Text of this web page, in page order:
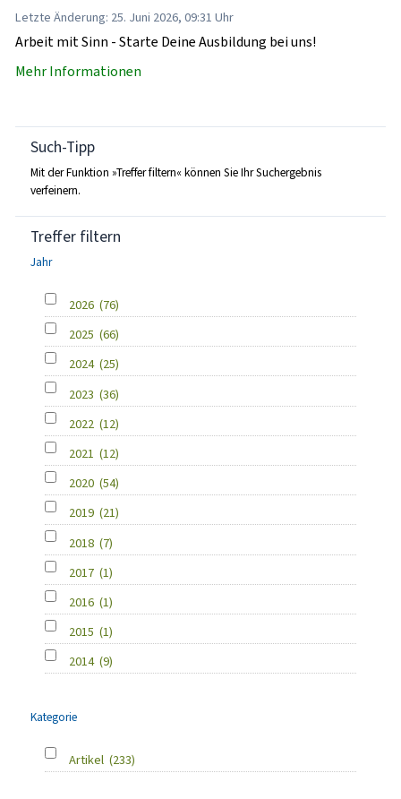
Letzte Änderung: 25. Juni 2026, 09:31 Uhr
Arbeit mit Sinn - Starte Deine Ausbildung bei uns!
Mehr Informationen
Such-Tipp
Mit der Funktion »Treffer filtern« können Sie Ihr Suchergebnis
verfeinern.
Treffer filtern
Jahr
2026 (76)
2025 (66)
2024 (25)
2023 (36)
2022 (12)
2021 (12)
2020 (54)
2019 (21)
2018 (7)
2017 (1)
2016 (1)
2015 (1)
2014 (9)
Kategorie
Artikel (233)